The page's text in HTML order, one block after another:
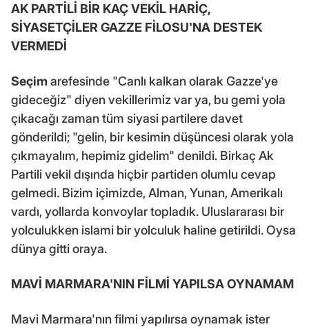
AK PARTİLİ BİR KAÇ VEKİL HARİÇ,
SİYASETÇİLER GAZZE FİLOSU'NA DESTEK
VERMEDİ
Seçim arefesinde "Canlı kalkan olarak Gazze'ye
gideceğiz" diyen vekillerimiz var ya, bu gemi yola
çıkacağı zaman tüm siyasi partilere davet
gönderildi; "gelin, bir kesimin düşüncesi olarak yola
çıkmayalım, hepimiz gidelim" denildi. Birkaç Ak
Partili vekil dışında hiçbir partiden olumlu cevap
gelmedi. Bizim içimizde, Alman, Yunan, Amerikalı
vardı, yollarda konvoylar topladık. Uluslararası bir
yolculukken islami bir yolculuk haline getirildi. Oysa
dünya gitti oraya.
MAVİ MARMARA'NIN FİLMİ YAPILSA OYNAMAM
Mavi Marmara'nın filmi yapılırsa oynamak ister